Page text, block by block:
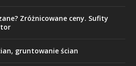
Zróżnicowane ceny. Sufity
gruntowanie ścian